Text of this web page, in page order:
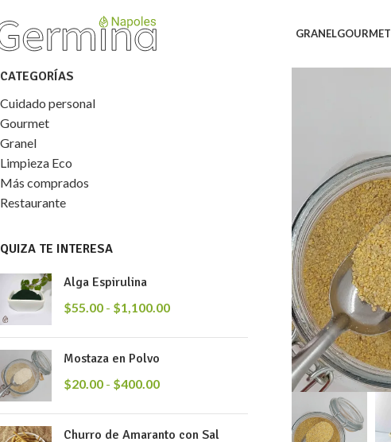
GRANELGOURMET
CATEGORÍAS
Cuidado personal
Gourmet
Granel
Limpieza Eco
Más comprados
Restaurante
QUIZA TE INTERESA
Alga Espirulina
$55.00 - $1,100.00
Mostaza en Polvo
$20.00 - $400.00
Churro de Amaranto con Sal